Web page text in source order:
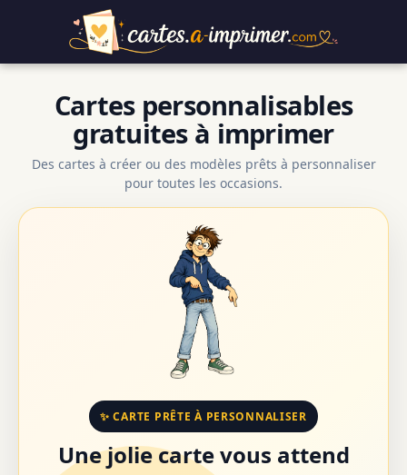
Cartes personnalisables
gratuites à imprimer
Des cartes à créer ou des modèles prêts à personnaliser
pour toutes les occasions.
✨ CARTE PRÊTE À PERSONNALISER
Une jolie carte vous attend